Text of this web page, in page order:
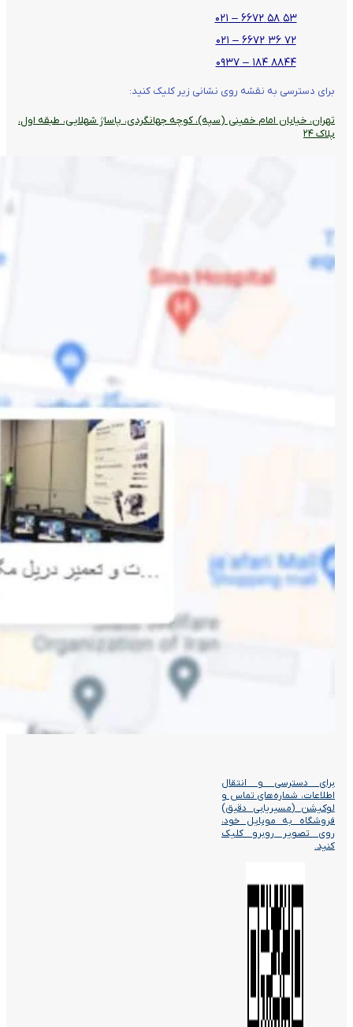
۵۳ ۵۸ ۶۶۷۲ – ۰۲۱
۷۲ ۳۶ ۶۶۷۲ – ۰۲۱
۸۸۴۴ ۱۸۴ – ۰۹۳۷
برای دسترسی به نقشه روی نشانی زیر کلیک کنید:
تهران، خیابان امام خمینی (سپه)، کوچه جهانگردی،‌ پاساژ شهلایی، طبقه اول،
پلاک ۲۴
برای دسترسی و انتقال
اطلاعات، شماره‌های تماس و
لوکیشن (مسیریابی دقیق)
فروشگاه به موبایل خود،
روی تصویر روبرو کلیک
کنید.